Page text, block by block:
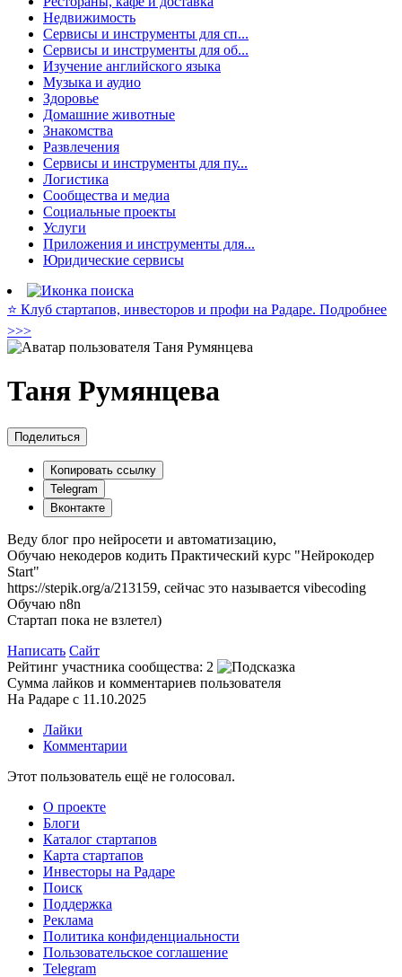
Недвижимость
Сервисы и инструменты для сп...
Сервисы и инструменты для об...
Изучение английского языка
Музыка и аудио
Здоровье
Домашние животные
Знакомства
Развлечения
Сервисы и инструменты для пу...
Логистика
Сообщества и медиа
Социальные проекты
Услуги
Приложения и инструменты для...
Юридические сервисы
⭐️ Клуб стартапов, инвесторов и профи на Радаре. Подробнее
>>>
Таня Румянцева
Поделиться
Копировать ссылку
Telegram
Вконтакте
Веду блог про нейросети и автоматизацию,
Обучаю некодеров кодить Практический курс "Нейрокодер
Start"
https://stepik.org/a/213159, сейчас это называется vibecoding
Обучаю n8n
Стартап пока не взлетел)
Написать Сайт
Рейтинг участника сообщества: 2
Сумма лайков и комментариев пользователя
На Радаре с 11.10.2025
Лайки
Комментарии
Этот пользователь ещё не голосовал.
О проекте
Блоги
Каталог стартапов
Карта стартапов
Инвесторы на Радаре
Поиск
Поддержка
Реклама
Политика конфиденциальности
Пользовательское соглашение
Telegram